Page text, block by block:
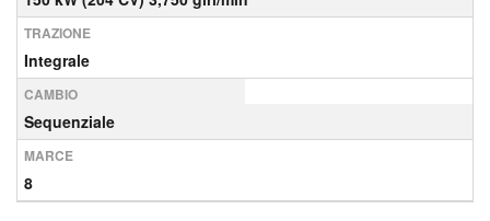
TRAZIONE
Integrale
CAMBIO
Sequenziale
MARCE
8